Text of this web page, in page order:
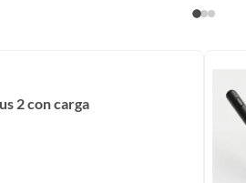
2 con carga